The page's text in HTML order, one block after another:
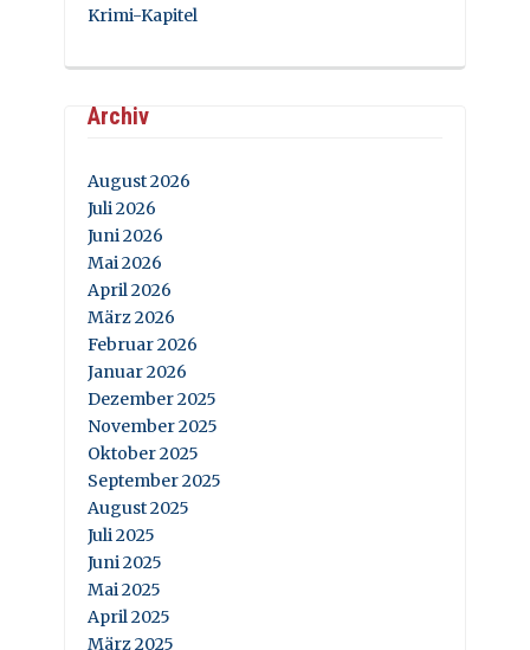
Krimi-Kapitel
Archiv
August 2026
Juli 2026
Juni 2026
Mai 2026
April 2026
März 2026
Februar 2026
Januar 2026
Dezember 2025
November 2025
Oktober 2025
September 2025
August 2025
Juli 2025
Juni 2025
Mai 2025
April 2025
März 2025